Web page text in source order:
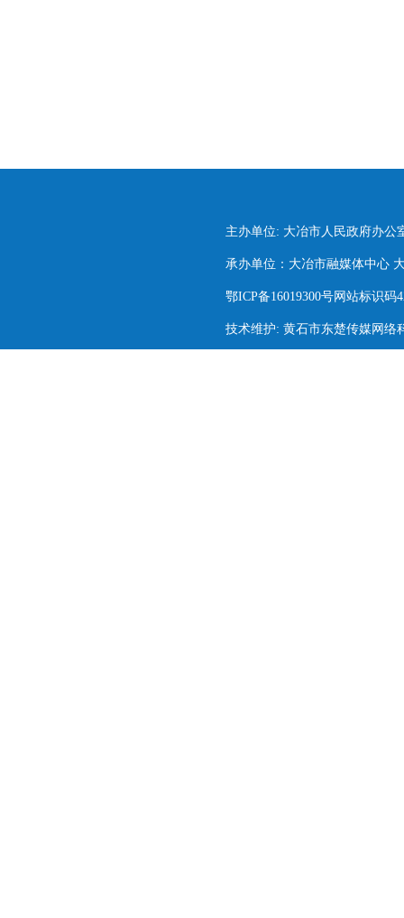
主办单位: 大冶市人民政府办公
承办单位：大冶市融媒体中心
鄂ICP备16019300号网站标识码
技术维护: 黄石市东楚传媒网络